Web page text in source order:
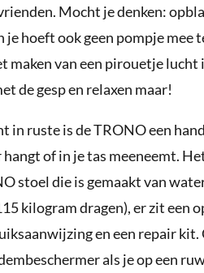
Mocht je denken:
je hoeft ook geen pompje mee
maken van een pirouetje
de gesp en relaxen maar!
in ruste is de TRONO een
of in je tas meeneemt.
stoel die is gemaakt van
kilogram dragen), er zit een
en een repair kit.
als je op een